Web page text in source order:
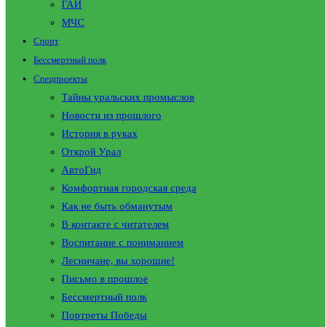
ГАИ
МЧС
Спорт
Бессмертный полк
Спецпроекты
Тайны уральских промыслов
Новости из прошлого
История в руках
Открой Урал
АвтоГид
Комфортная городская среда
Как не быть обманутым
В контакте с читателем
Воспитание с пониманием
Лесничане, вы хорошие!
Письмо в прошлое
Бессмертный полк
Портреты Победы